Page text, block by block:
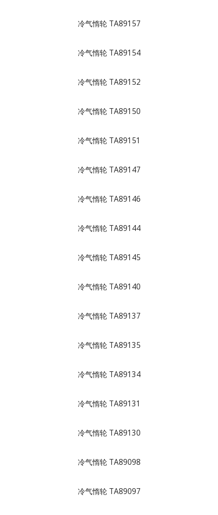
冷气惰轮 TA89157
冷气惰轮 TA89154
冷气惰轮 TA89152
冷气惰轮 TA89150
冷气惰轮 TA89151
冷气惰轮 TA89147
冷气惰轮 TA89146
冷气惰轮 TA89144
冷气惰轮 TA89145
冷气惰轮 TA89140
冷气惰轮 TA89137
冷气惰轮 TA89135
冷气惰轮 TA89134
冷气惰轮 TA89131
冷气惰轮 TA89130
冷气惰轮 TA89098
冷气惰轮 TA89097